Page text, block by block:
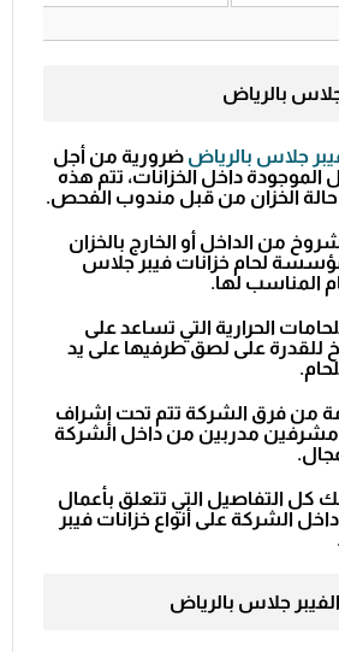
جلاس بالرياض
جلاس بالرياض ضرورية من أجل
الموجودة داخل الخزانات، تتم هذه
حالة الخزان من قبل مندوب الفحص.
من الداخل أو الخارج بالخزان
لحام خزانات فيبر جلاس
المناسب لها.
الحرارية التي تساعد على
للقدرة على لصق طرفيها على يد
من فرق الشركة تتم تحت إشراف
مدربين من داخل الشركة
كل التفاصيل التي تتعلق بأعمال
الشركة على أنواع خزانات فيبر
جلاس بالرياض